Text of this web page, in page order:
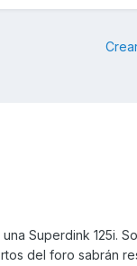
Superdink 125i.
del foro sabrán